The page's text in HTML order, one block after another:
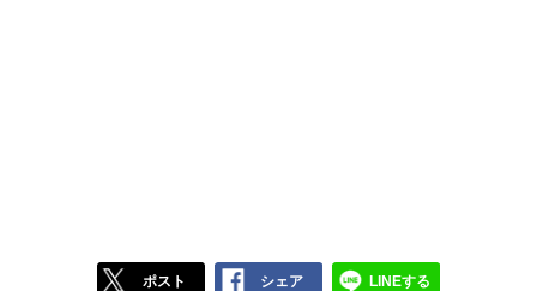
ポスト シェア LINEする